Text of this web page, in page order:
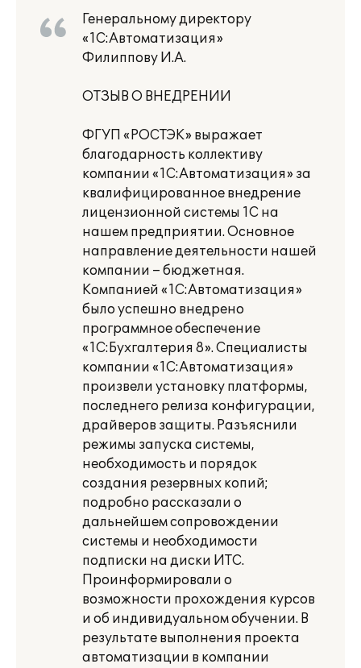
Генеральному директору
«1С:Автоматизация»
Филиппову И.А.
ОТЗЫВ О ВНЕДРЕНИИ
ФГУП «РОСТЭК» выражает
благодарность коллективу
компании «1С:Автоматизация» за
квалифицированное внедрение
лицензионной системы 1С на
нашем предприятии. Основное
направление деятельности нашей
компании – бюджетная.
Компанией «1С:Автоматизация»
было успешно внедрено
программное обеспечение
«1C:Бухгалтерия 8». Специалисты
компании «1С:Автоматизация»
произвели установку платформы,
последнего релиза конфигурации,
драйверов защиты. Разъяснили
режимы запуска системы,
необходимость и порядок
создания резервных копий;
подробно рассказали о
дальнейшем сопровождении
системы и необходимости
подписки на диски ИТС.
Проинформировали о
возможности прохождения курсов
и об индивидуальном обучении. В
результате выполнения проекта
автоматизации в компании